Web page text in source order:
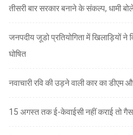
तीसरी बार सरकार बनाने के संकल्प, धामी
जनपदीय जूडो प्रतियोगिता में खिलाड़ियों ने
घोषित
नवाचारी रवि की उड़ने वाली कार का डीएम
15 अगस्त तक ई-केवाईसी नहीं कराई तो